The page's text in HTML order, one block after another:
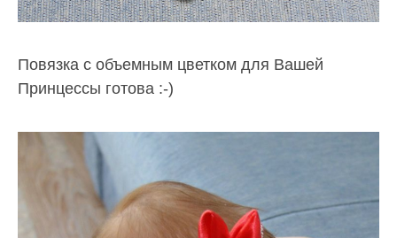
Повязка с объемным цветком для Вашей
Принцессы готова :-)